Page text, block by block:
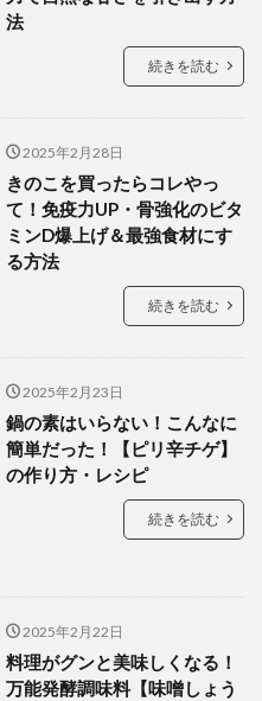
法
続きを読む
2025年2月28日
きのこを買ったらコレやっ
て！免疫力UP・骨強化のビタ
ミンD爆上げ＆最強食材にす
る方法
続きを読む
2025年2月23日
鍋の素はいらない！こんなに
簡単だった！【ピリ辛チゲ】
の作り方・レシピ
続きを読む
2025年2月22日
料理がグンと美味しくなる！
万能発酵調味料【味噌しょう